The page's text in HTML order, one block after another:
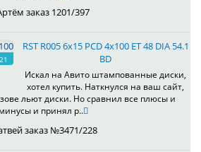
заказ 1201/397
RST R005 6x15 PCD 4x100 ET 48 DIA 54.1
BD
Искал на Авито штампованные диски,
хотел купить. Наткнулся на ваш сайт,
льют диски. Но сравнил все плюсы и
минусы и принял р..
заказ №3471/228